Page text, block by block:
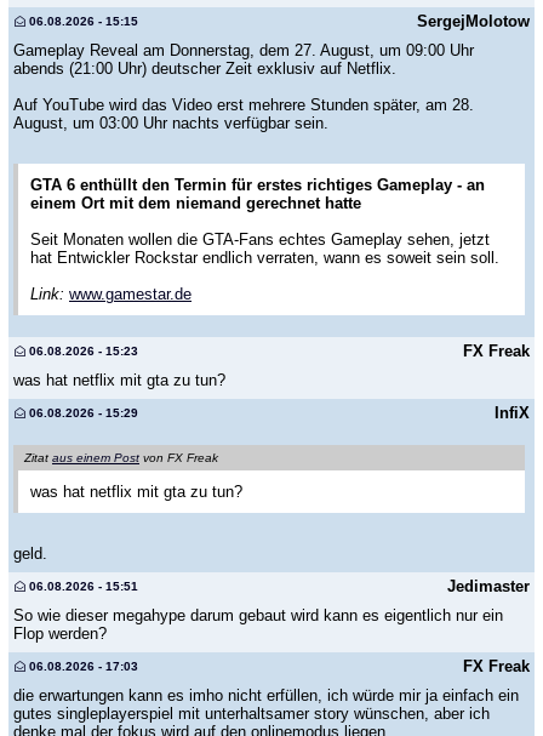
SergejMolotow
06.08.2026 - 15:15
Gameplay Reveal am Donnerstag, dem 27. August, um 09:00 Uhr
abends (21:00 Uhr) deutscher Zeit exklusiv auf Netflix.
Auf YouTube wird das Video erst mehrere Stunden später, am 28.
August, um 03:00 Uhr nachts verfügbar sein.
GTA 6 enthüllt den Termin für erstes richtiges Gameplay - an
einem Ort mit dem niemand gerechnet hatte
Seit Monaten wollen die GTA-Fans echtes Gameplay sehen, jetzt
hat Entwickler Rockstar endlich verraten, wann es soweit sein soll.
Link: www.gamestar.de
FX Freak
06.08.2026 - 15:23
was hat netflix mit gta zu tun?
InfiX
06.08.2026 - 15:29
Zitat aus einem Post von FX Freak
was hat netflix mit gta zu tun?
geld.
Jedimaster
06.08.2026 - 15:51
So wie dieser megahype darum gebaut wird kann es eigentlich nur ein
Flop werden?
FX Freak
06.08.2026 - 17:03
die erwartungen kann es imho nicht erfüllen, ich würde mir ja einfach ein
gutes singleplayerspiel mit unterhaltsamer story wünschen, aber ich
denke mal der fokus wird auf den onlinemodus liegen.